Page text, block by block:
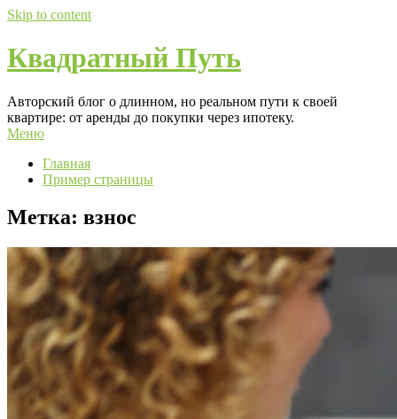
Skip to content
Квадратный Путь
Авторский блог о длинном, но реальном пути к своей
квартире: от аренды до покупки через ипотеку.
Меню
Главная
Пример страницы
Метка: взнос